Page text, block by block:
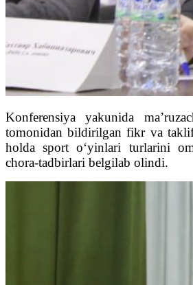
Konferensiya yakunida
tomonidan bildirilgan fikr va
holda sport o‘yinlari turlarini
chora-tadbirlari belgilab olindi.